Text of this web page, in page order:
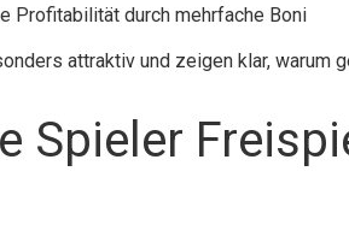
Profitabilität durch mehrfache Boni
attraktiv und zeigen klar,
Spieler